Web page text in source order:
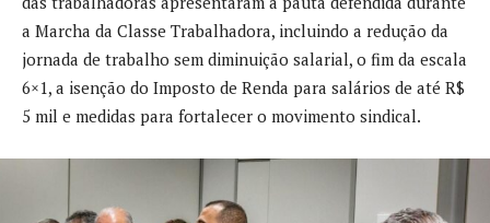
a Marcha da Classe Trabalhadora, incluindo a redução da
jornada de trabalho sem diminuição salarial, o fim da escala
6×1, a isenção do Imposto de Renda para salários de até R$
5 mil e medidas para fortalecer o movimento sindical.